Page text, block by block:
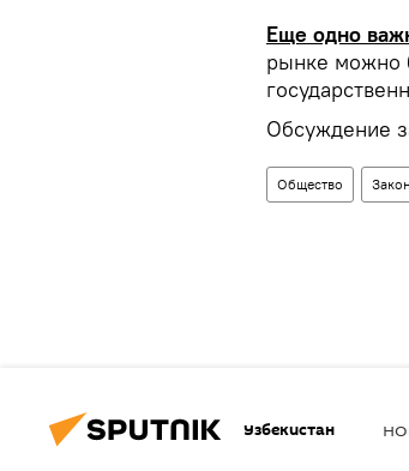
Еще одно
рынке можно
Обсуждение
Общество
Узбекистан